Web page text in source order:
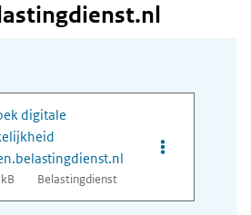
digitale
Belastingdienst
Opties van